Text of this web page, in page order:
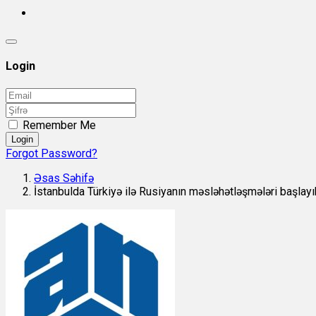
Login
Remember Me
Login
Forgot Password?
Əsas Səhifə
İstanbulda Türkiyə ilə Rusiyanın məsləhətləşmələri